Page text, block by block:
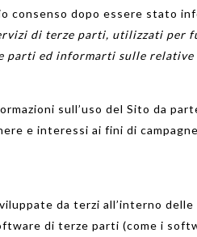
consenso dopo essere stato
di terze parti, utilizzati per
parti ed informarti sulle
sull’uso del Sito da
e interessi ai fini di
da terzi all’interno delle
di terze parti (come i